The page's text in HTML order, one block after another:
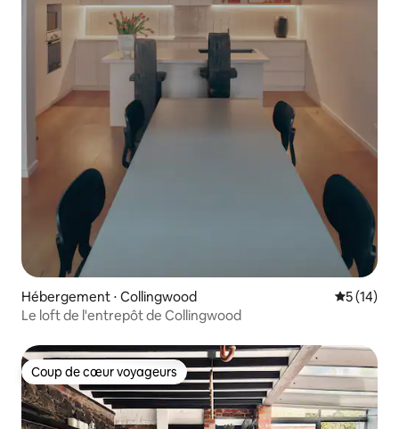
Hébergement ⋅ Collingwood
5 (14)
Le loft de l'entrepôt de Collingwood
Coup de cœur voyageurs
Coup de cœur voyageurs